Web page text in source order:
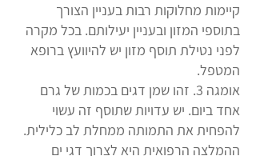
קיימות מחלוקות רבות בעניין הצורך
בתוספי המזון ובעניין יעילותם. בכל מקרה
לפני נטילת תוסף מזון יש להיוועץ ברופא
המטפל.
אומגה 3. זהו שמן דגים בכמות של גרם
אחד ביום. יש עדויות שתוסף זה עשוי
להפחית את התמותה ממחלת לב כלילית.
ההמלצה הרפואית היא לצרוך דגי ים